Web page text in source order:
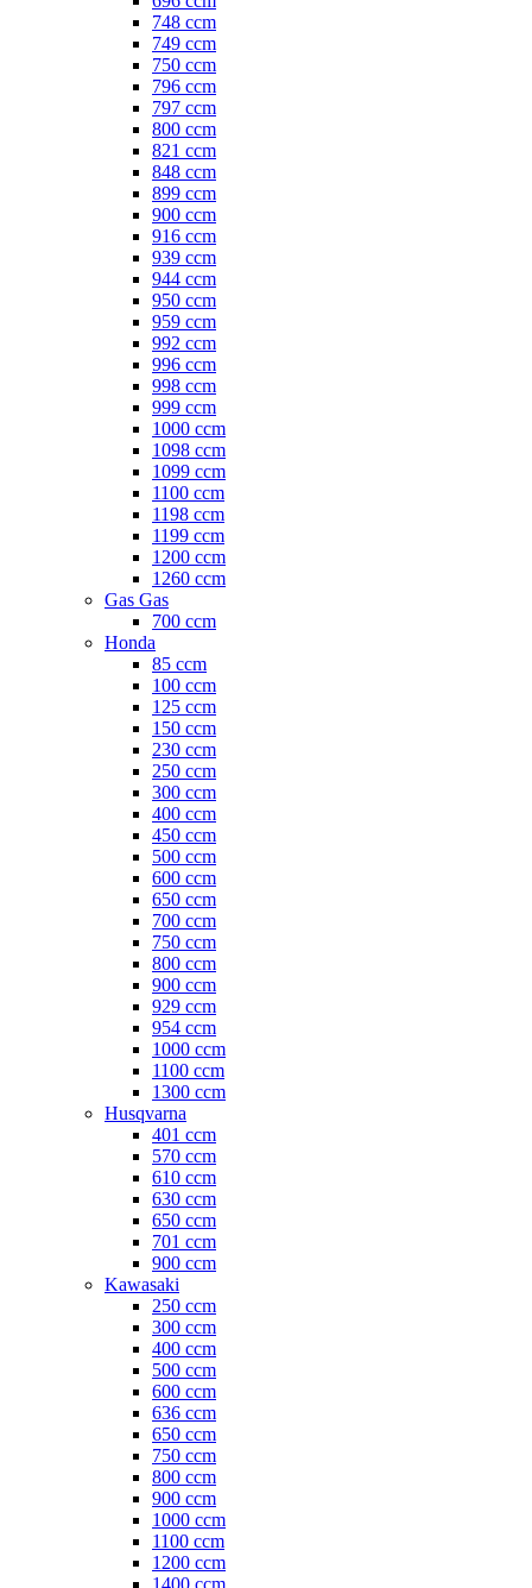
748 ccm
749 ccm
750 ccm
796 ccm
797 ccm
800 ccm
821 ccm
848 ccm
899 ccm
900 ccm
916 ccm
939 ccm
944 ccm
950 ccm
959 ccm
992 ccm
996 ccm
998 ccm
999 ccm
1000 ccm
1098 ccm
1099 ccm
1100 ccm
1198 ccm
1199 ccm
1200 ccm
1260 ccm
Gas Gas
700 ccm
Honda
85 ccm
100 ccm
125 ccm
150 ccm
230 ccm
250 ccm
300 ccm
400 ccm
450 ccm
500 ccm
600 ccm
650 ccm
700 ccm
750 ccm
800 ccm
900 ccm
929 ccm
954 ccm
1000 ccm
1100 ccm
1300 ccm
Husqvarna
401 ccm
570 ccm
610 ccm
630 ccm
650 ccm
701 ccm
900 ccm
Kawasaki
250 ccm
300 ccm
400 ccm
500 ccm
600 ccm
636 ccm
650 ccm
750 ccm
800 ccm
900 ccm
1000 ccm
1100 ccm
1200 ccm
1400 ccm